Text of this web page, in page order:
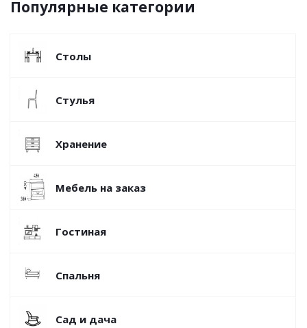
Популярные категории
Столы
Стулья
Хранение
Мебель на заказ
Гостиная
Спальня
Сад и дача